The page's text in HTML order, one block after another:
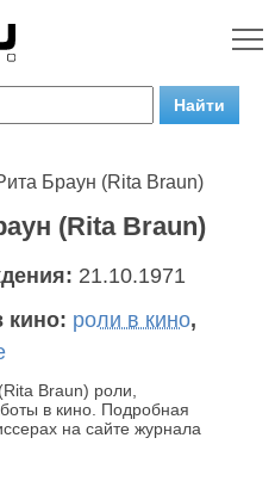
Браун (Rita Braun)
(Rita Braun)
21.10.1971
кино: роли в кино,
Braun) роли,
в кино. Подробная
на сайте журнала